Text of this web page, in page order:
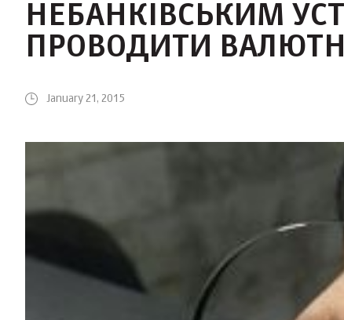
НЕБАНКІВСЬКИМ
ПРОВОДИТИ
January 21, 2015